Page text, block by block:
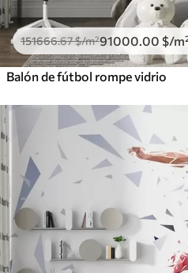
151666.67$/m²91000 .00 $/
Balón de fútbol rompe vidrio